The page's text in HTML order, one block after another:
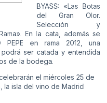
BYASS: «Las Botas
del Gran Olor.
Selección y
En la cata, además se
PEPE en rama 2012, una
ser catada y entendida
de la bodega.
el miércoles 25 de
la isla del vino de Madrid